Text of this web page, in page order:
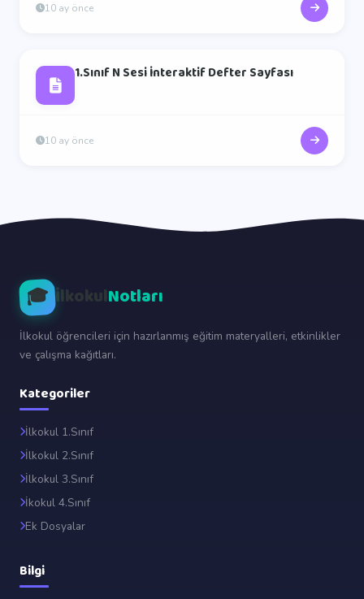
10 ay önce
1.Sınıf N Sesi İnteraktif Defter Sayfası
10 ay önce
🎓 İlkokulNotları
İlkokul öğrencileri için hazırlanmış eğitim materyalleri, etkinlikler
ve çalışma kağıtları.
Kategoriler
İlkokul 1.Sınıf
İlkokul 2.Sınıf
İlkokul 3.Sınıf
İkokul 4.Sınıf
Ek Dosyalar
Bilgi